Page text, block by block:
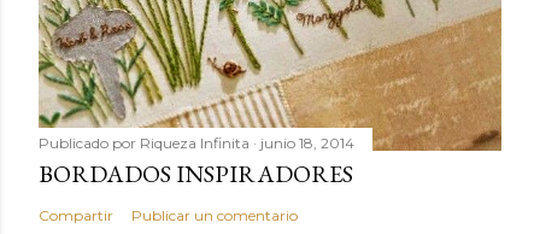
Publicado por Riqueza Infinita junio 18, 2014
BORDADOS INSPIRADORES
Compartir Publicar un comentario